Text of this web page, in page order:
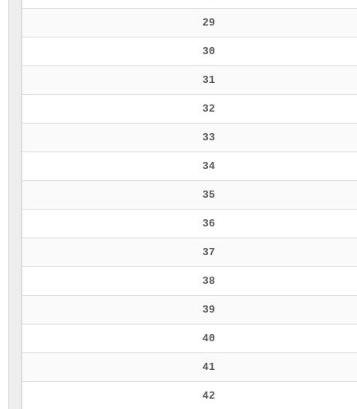
29
30
31
32
33
34
35
36
37
38
39
40
41
42